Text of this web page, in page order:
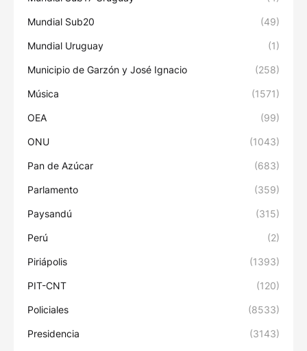
Mundial Sub20 (49)
Mundial Uruguay (1)
Municipio de Garzón y José Ignacio (258)
Música (1571)
OEA (99)
ONU (1043)
Pan de Azúcar (683)
Parlamento (359)
Paysandú (315)
Perú (2)
Piriápolis (1393)
PIT-CNT (120)
Policiales (8533)
Presidencia (3143)